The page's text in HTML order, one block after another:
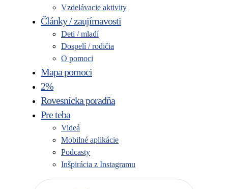
Vzdelávacie aktivity
Články / zaujímavosti
Deti / mladí
Dospelí / rodičia
O pomoci
Mapa pomoci
2%
Rovesnícka poradňa
Pre teba
Videá
Mobilné aplikácie
Podcasty
Inšpirácia z Instagramu